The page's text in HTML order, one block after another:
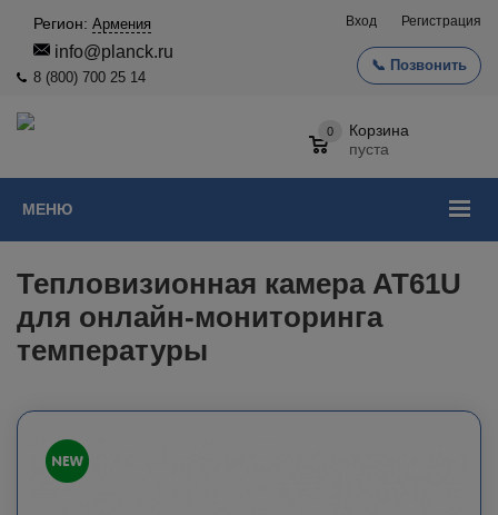
Регион: Армения
info@planck.ru
8 (800) 700 25 14
📞 Позвонить
Вход Регистрация
МЕНЮ
0
Корзина
пуста
Тепловизионная камера AT61U
для онлайн-мониторинга
температуры